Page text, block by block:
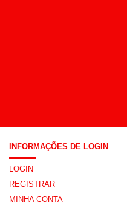
INFORMAÇÕES DE LOGIN
LOGIN
REGISTRAR
MINHA CONTA